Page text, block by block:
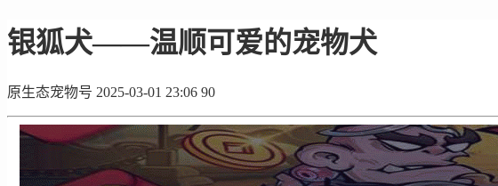
银狐犬——温顺可爱的宠物犬
原生态宠物号 2025-03-01 23:06 90